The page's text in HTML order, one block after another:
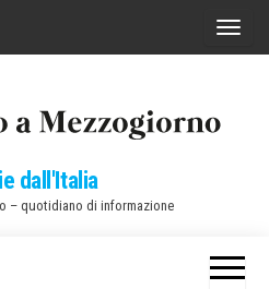
C
a
dall'Italia
– quotidiano di informazione